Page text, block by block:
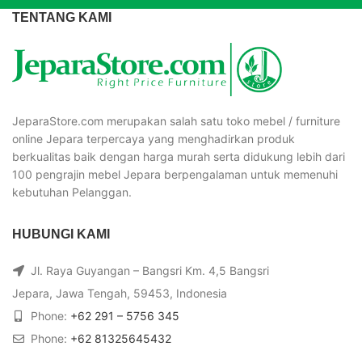
TENTANG KAMI
JeparaStore.com merupakan salah satu toko mebel / furniture
online Jepara terpercaya yang menghadirkan produk
berkualitas baik dengan harga murah serta didukung lebih dari
100 pengrajin mebel Jepara berpengalaman untuk memenuhi
kebutuhan Pelanggan.
HUBUNGI KAMI
Jl. Raya Guyangan – Bangsri Km. 4,5 Bangsri
Jepara, Jawa Tengah, 59453, Indonesia
Phone: +62 291 – 5756 345
Phone: +62 81325645432